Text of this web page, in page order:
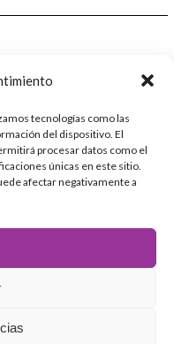
tecnologías como las
del dispositivo. El
procesar datos como el
únicas en este sitio.
afectar negativamente a
de Derecho